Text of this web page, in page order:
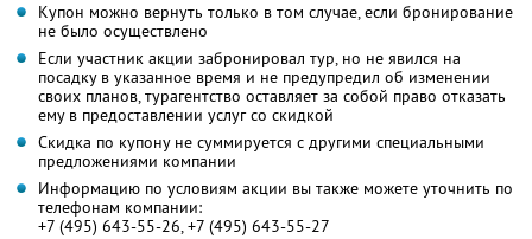
Купон можно вернуть только в том случае, если бронирование
не было осуществлено
Если участник акции забронировал тур, но не явился на
посадку в указанное время и не предупредил об изменении
своих планов, турагентство оставляет за собой право отказать
ему в предоставлении услуг со скидкой
Скидка по купону не суммируется с другими специальными
предложениями компании
Информацию по условиям акции вы также можете уточнить по
телефонам компании:
+7 (495) 643-55-26, +7 (495) 643-55-27